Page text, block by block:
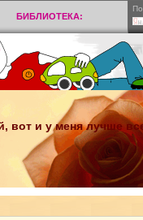
БИБЛИОТЕКА:
вот и у меня лучше